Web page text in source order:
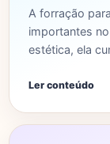
A forração
importantes
estética, ela
Ler conteúdo